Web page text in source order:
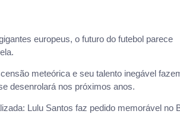
europeus, o futuro do futebol parece
meteórica e seu talento inegável
desenrolará nos próximos anos.
Lulu Santos faz pedido memorável no